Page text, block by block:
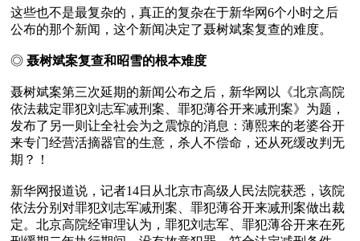
这些也不是最复杂的，真正的复杂在于新华网6个小时之后
公布的那个新闻，这个新闻决定了聂树斌案复查的难度。
◎ 聂树斌案复查和昭雪的根本难度
聂树斌案第三次延期的新闻公布之后，新华网以《北京高院
依法裁定罪犯刘志军减刑案、罪犯薄谷开来减刑案》为题，
发布了另一则让全社会为之震惊的消息：薄熙来的老婆谷开
来专门经营活摘器官的生意，杀人不偿命，还从死缓改判无
期？！
新华网报道说，记者14日从北京市高级人民法院获悉，该院
依法分别对罪犯刘志军减刑案、罪犯薄谷开来减刑案做出裁
定。北京高院经审理认为，罪犯刘志军、罪犯薄谷开来在死